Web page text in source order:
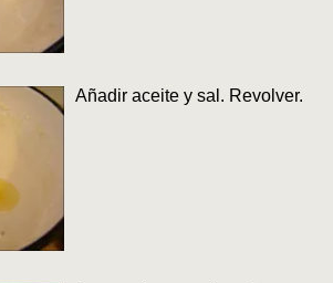
Añadir aceite y sal. Revolver.